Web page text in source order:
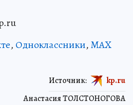
, Одноклассники,MAX
Анастасия ТОЛСТОНОГОВА
Источник: kp.ru